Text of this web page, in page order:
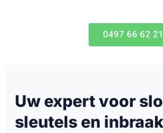
0497 66 62 21
Uw expert voor
sleutels en